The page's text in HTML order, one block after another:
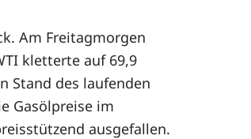
Am Freitagmorgen
kletterte auf 69,9
Stand des laufenden
Gasölpreise im
ausgefallen.